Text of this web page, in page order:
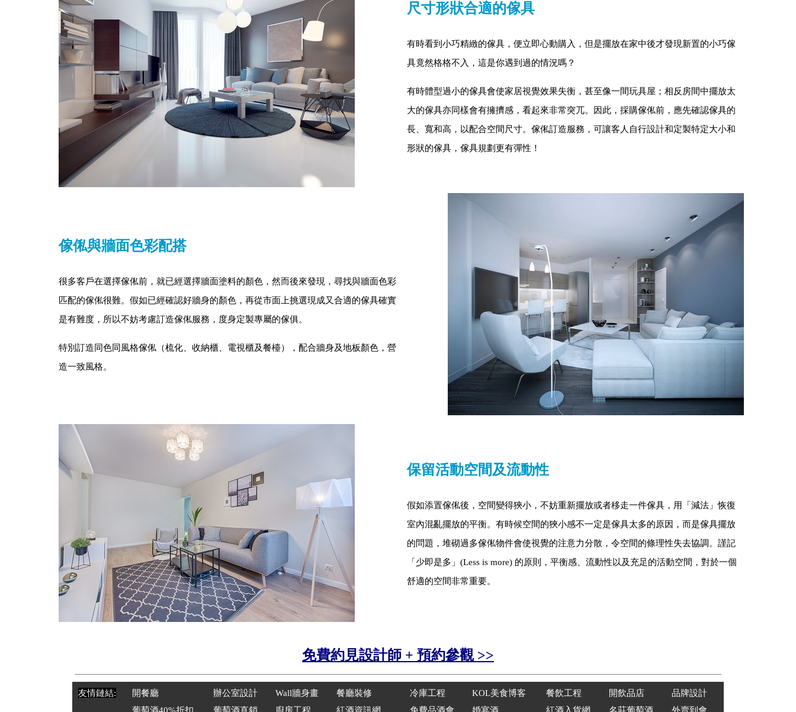
尺寸形狀合適的傢具
有時看到小巧精緻的傢具，便立即心動購入，但是擺放在家中後才發現新置的小巧傢
具竟然格格不入，這是你遇到過的情況嗎？
有時體型過小的傢具會使家居視覺效果失衡，甚至像一間玩具屋；相反房間中擺放太
大的傢具亦同樣會有擁擠感，看起來非常突兀。因此，採購傢俬前，應先確認傢具的
長、寬和高，以配合空間尺寸。傢俬訂造服務，可讓客人自行設計和定製特定大小和
形狀的傢具，傢具規劃更有彈性！
傢俬與牆面色彩配搭
很多客戶在選擇傢俬前，就已經選擇牆面塗料的顏色，然而後來發現，尋找與牆面色彩
匹配的傢俬很難。假如已經確認好牆身的顏色，再從市面上挑選現成又合適的傢具確實
是有難度，所以不妨考慮訂造傢俬服務，度身定製專屬的傢俱。
特別訂造同色同風格傢俬（梳化、收納櫃、電視櫃及餐檯），配合牆身及地板顏色，營
造一致風格。
保留活動空間及流動性
假如添置傢俬後，空間變得狹小，不妨重新擺放或者移走一件傢具，用「減法」恢復
室內混亂擺放的平衡。有時候空間的狹小感不一定是傢具太多的原因，而是傢具擺放
的問題，堆砌過多傢俬物件會使視覺的注意力分散，令空間的條理性失去協調。謹記
「少即是多」(Less is more) 的原則，平衡感、流動性以及充足的活動空間，對於一個
舒適的空間非常重要。
免費約見設計師 + 預約參觀 >>
友情鏈結: 開餐廳 辦公室設計 Wall牆身畫 餐廳裝修 冷庫工程 KOL美食博客 餐飲工程 開飲品店
品牌設計